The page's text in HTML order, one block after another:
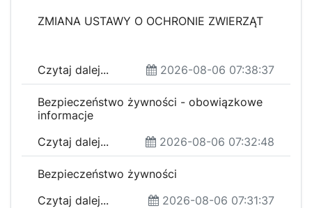
ZMIANA USTAWY O OCHRONIE ZWIERZĄT
Czytaj dalej... 2026-08-06 07:38:37
Bezpieczeństwo żywności - obowiązkowe
informacje
Czytaj dalej...
2026-08-06 07:32:48
Bezpieczeństwo żywności
Czytaj dalej...
2026-08-06 07:31:37